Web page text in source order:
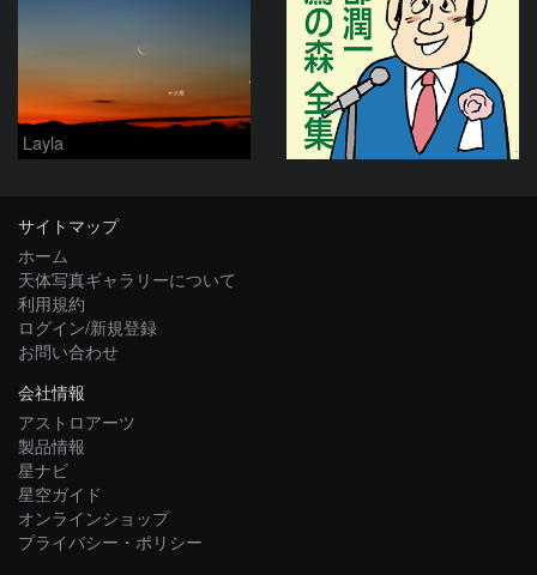
Layla
サイトマップ
ホーム
天体写真ギャラリーについて
利用規約
ログイン/新規登録
お問い合わせ
会社情報
アストロアーツ
製品情報
星ナビ
星空ガイド
オンラインショップ
プライバシー・ポリシー